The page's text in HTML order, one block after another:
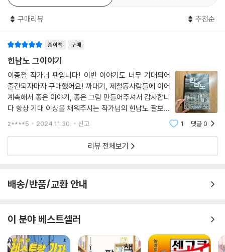
구매리뷰 추천순
종이책 구매
힌남노 그이야기
이종철 작가님 팬입니다! 이번 이야기도 너무 기대되어
출간되자마자 구매했어요! 까대기, 제철동사람들에 이어
계속해서 좋은 이야기, 좋은 그림 만들어주셔서 감사합니
다 항상 기대 이상을 채워주시는 작가님의 힌남노 잘보겠
습니다^^*
z****5 2024.11.30. 신고 1 댓글0
리뷰 전체보기
배송/반품/교환 안내
이 분야 베스트셀러